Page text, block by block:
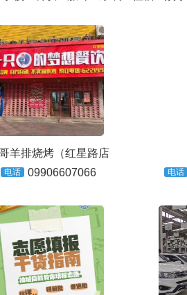
羊排烧烤（红星路店
电话 09906607066 电话